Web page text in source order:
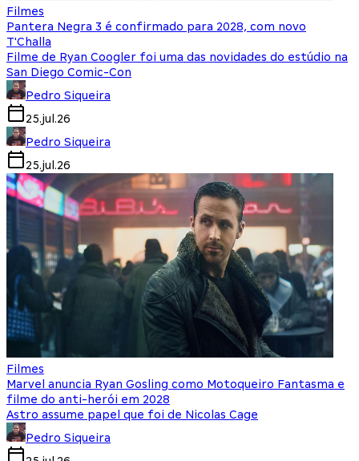
Filmes
Pantera Negra 3 é confirmado para 2028, com novo
T'Challa
Filme de Ryan Coogler foi uma das novidades do estúdio na
San Diego Comic-Con
Pedro Siqueira
25.jul.26
Pedro Siqueira
25.jul.26
Filmes
Marvel anuncia Ryan Gosling como Motoqueiro Fantasma e
filme do anti-herói em 2028
Astro assume papel que foi de Nicolas Cage
Pedro Siqueira